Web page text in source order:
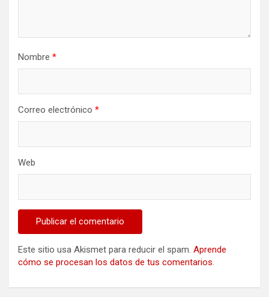
Nombre *
Correo electrónico *
Web
Este sitio usa Akismet para reducir el spam. Aprende
cómo se procesan los datos de tus comentarios.